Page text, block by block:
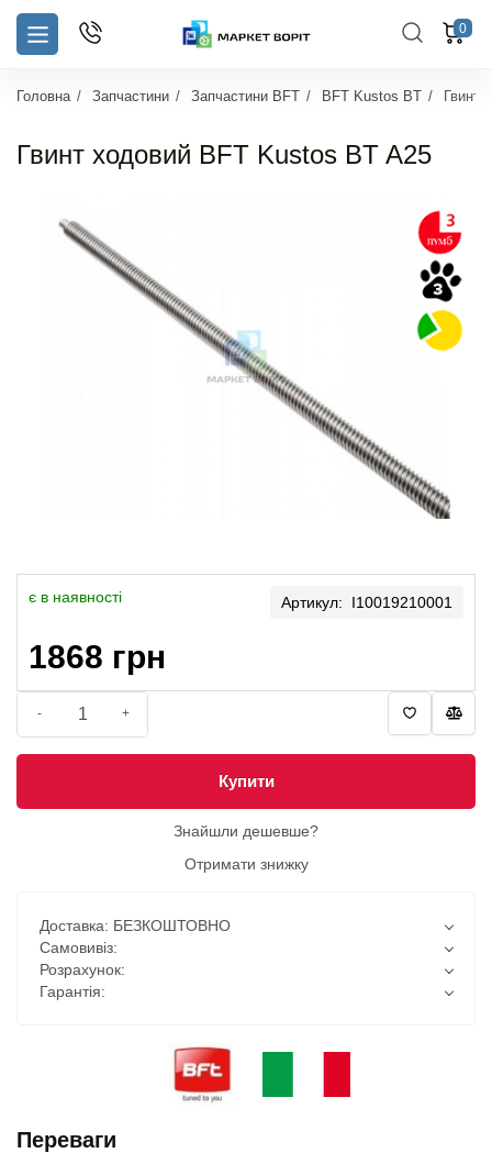
0
Головна Запчастини Запчастини BFT BFT Kustos BT Гвинт
Гвинт ходовий BFT Kustos BT A25
є в наявності Артикул: I10019210001
1868 грн
- +
Купити
Знайшли дешевше?
Отримати знижку
Доставка: БЕЗКОШТОВНО
Самовивіз:
Розрахунок:
Гарантія:
Переваги